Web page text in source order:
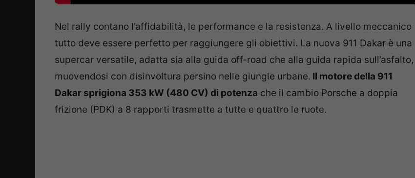
Nel rally contano l’affidabilità, le performance e la resistenza. A livello meccanico
tutto deve essere perfetto per raggiungere gli obiettivi. La nuova 911 Dakar è una
supercar versatile, adatta sia alla guida off-road che alla guida rapida sull’asfalto,
muovendosi con disinvoltura persino nelle giungle urbane. Il motore della 911
Dakar sprigiona 353 kW (480 CV) di potenza che il cambio Porsche a doppia
frizione (PDK) a 8 rapporti trasmette a tutte e quattro le ruote.